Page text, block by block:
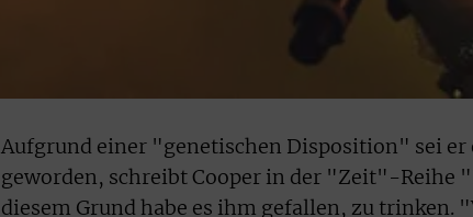
Aufgrund einer "genetischen Disposition" sei
geworden, schreibt Cooper in der "Zeit"-Reihe
diesem Grund habe es ihm gefallen, zu trinken.